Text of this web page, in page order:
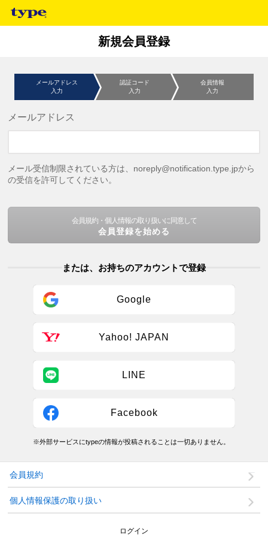
新規会員登録
メールアドレス
入力
認証コード
入力
会員情報
入力
メールアドレス
メール受信制限されている方は、noreply@notification.type.jpから
の受信を許可してください。
会員規約・個人情報の取り扱いに同意して
会員登録を始める
または、お持ちのアカウントで登録
Google
Yahoo! JAPAN
LINE
Facebook
※外部サービスにtypeの情報が投稿されることは一切ありません。
会員規約
個人情報保護の取り扱い
ログイン